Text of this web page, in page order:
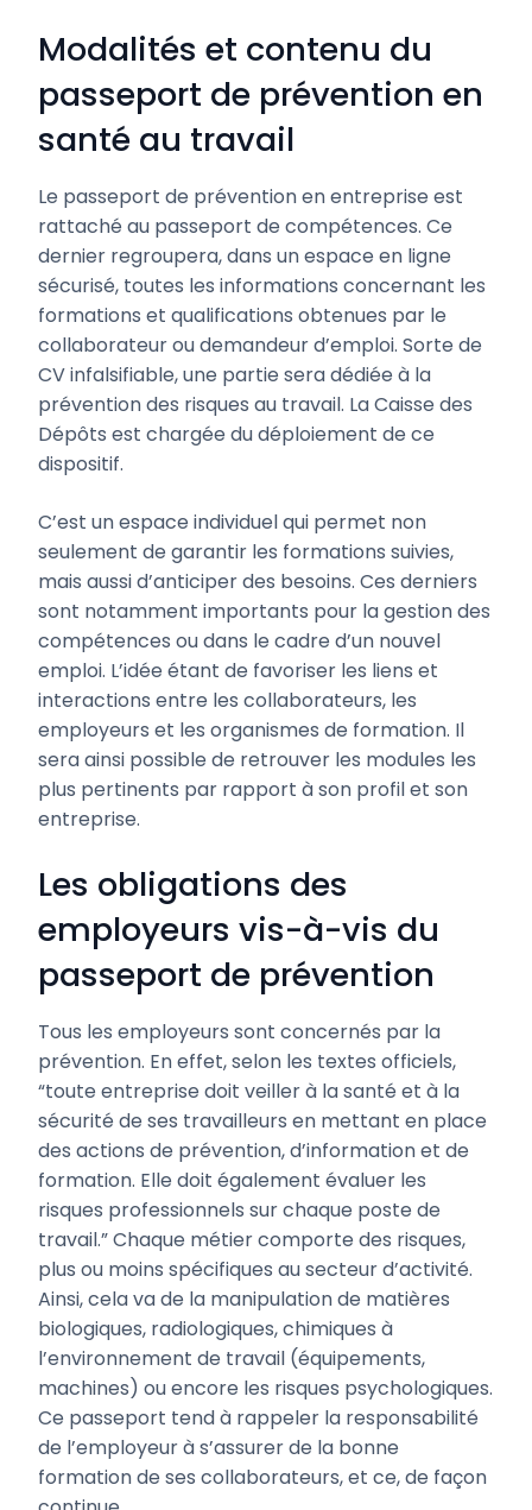
Modalités et contenu du
passeport de prévention en
santé au travail
Le passeport de prévention en entreprise est
rattaché au passeport de compétences. Ce
dernier regroupera, dans un espace en ligne
sécurisé, toutes les informations concernant les
formations et qualifications obtenues par le
collaborateur ou demandeur d’emploi. Sorte de
CV infalsifiable, une partie sera dédiée à la
prévention des risques au travail. La Caisse des
Dépôts est chargée du déploiement de ce
dispositif.
C’est un espace individuel qui permet non
seulement de garantir les formations suivies,
mais aussi d’anticiper des besoins. Ces derniers
sont notamment importants pour la gestion des
compétences ou dans le cadre d’un nouvel
emploi. L’idée étant de favoriser les liens et
interactions entre les collaborateurs, les
employeurs et les organismes de formation. Il
sera ainsi possible de retrouver les modules les
plus pertinents par rapport à son profil et son
entreprise.
Les obligations des
employeurs vis-à-vis du
passeport de prévention
Tous les employeurs sont concernés par la
prévention. En effet, selon les textes officiels,
“toute entreprise doit veiller à la santé et à la
sécurité de ses travailleurs en mettant en place
des actions de prévention, d’information et de
formation. Elle doit également évaluer les
risques professionnels sur chaque poste de
travail.” Chaque métier comporte des risques,
plus ou moins spécifiques au secteur d’activité.
Ainsi, cela va de la manipulation de matières
biologiques, radiologiques, chimiques à
l’environnement de travail (équipements,
machines) ou encore les risques psychologiques.
Ce passeport tend à rappeler la responsabilité
de l’employeur à s’assurer de la bonne
formation de ses collaborateurs, et ce, de façon